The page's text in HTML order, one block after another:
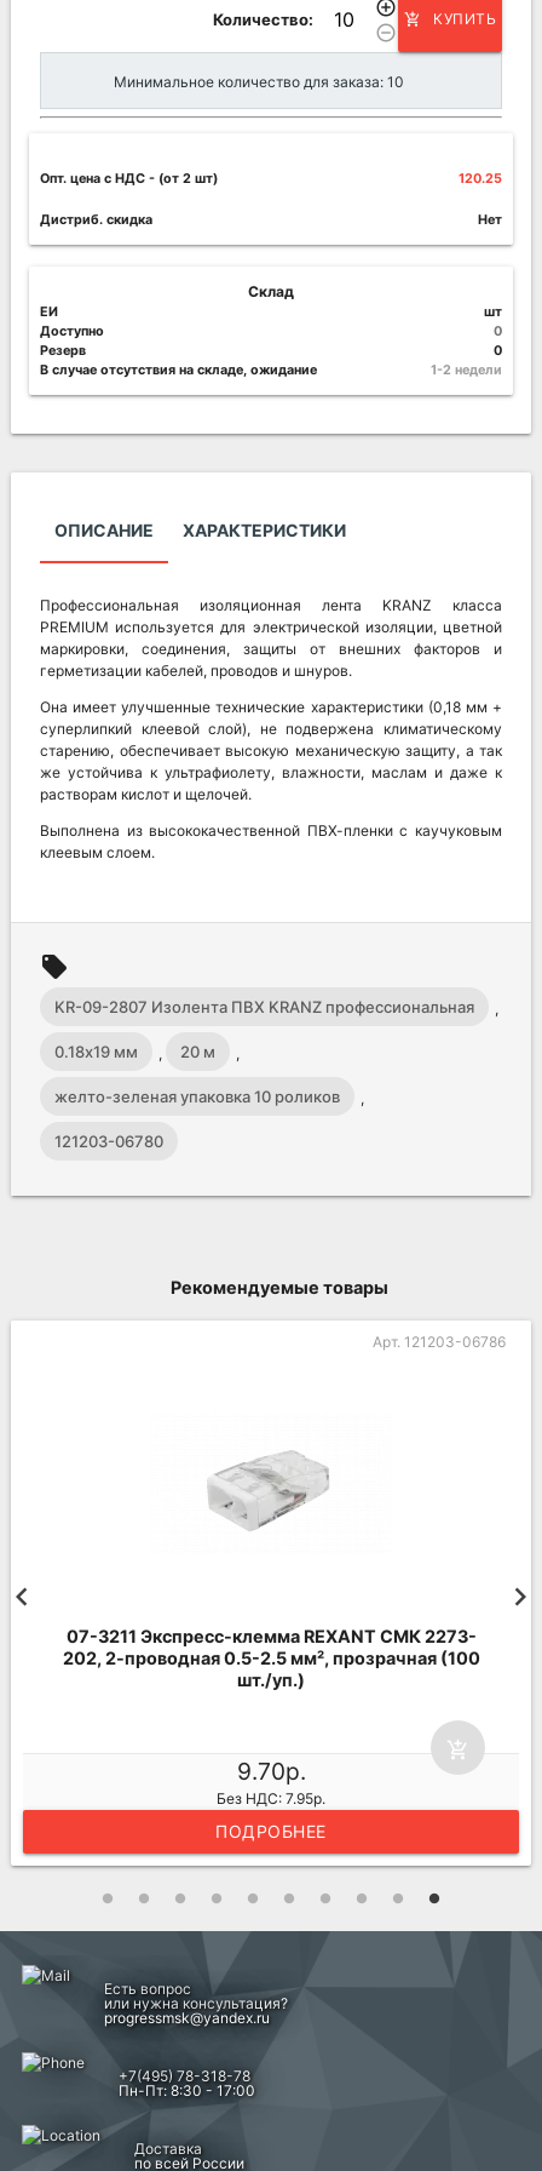
Количество:
add_circle_outline
remove_circle_outline
add_shopping_cart КУПИТЬ
Минимальное количество для заказа: 10
Опт. цена c НДС - (от 2 шт) 120.25
Дистриб. скидка Нет
Склад
ЕИ
шт
Доступно
0
Резерв
0
В случае отсутствия на складе, ожидание
1-2 недели
ОПИСАНИЕ ХАРАКТЕРИСТИКИ
Профессиональная изоляционная лента KRANZ класса
PREMIUM используется для электрической изоляции, цветной
маркировки, соединения, защиты от внешних факторов и
герметизации кабелей, проводов и шнуров.
Она имеет улучшенные технические характеристики (0,18 мм +
суперлипкий клеевой слой), не подвержена климатическому
старению, обеспечивает высокую механическую защиту, а так
же устойчива к ультрафиолету, влажности, маслам и даже к
растворам кислот и щелочей.
Выполнена из высококачественной ПВХ-пленки с каучуковым
клеевым слоем.
local_offer
KR-09-2807 Изолента ПВХ KRANZ профессиональная ,
0.18х19 мм , 20 м ,
желто-зеленая упаковка 10 роликов ,
121203-06780
Рекомендуемые товары
Арт. 121203-06786
07-3211 Экспресс-клемма REXANT СМК 2273-
202, 2-проводная 0.5-2.5 мм², прозрачная (100
шт./уп.)
add_shopping_cart
9.70р.
Без НДС: 7.95р.
ПОДРОБНЕЕ
Есть вопрос
или нужна консультация?
progressmsk@yandex.ru
+7(495) 78-318-78
Пн-Пт: 8:30 - 17:00
Доставка
по всей России